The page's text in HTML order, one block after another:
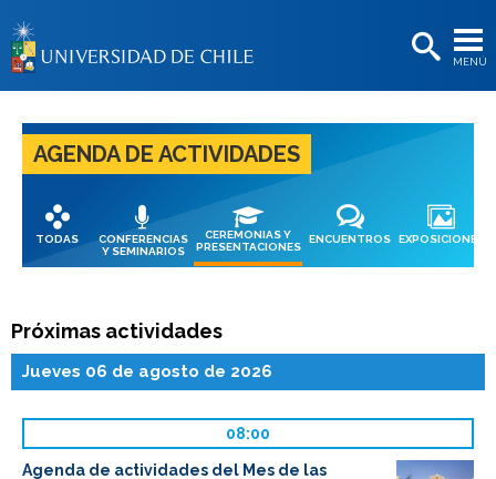
MENÚ
BIBLIOTECAS
Postulantes
Estudiantes
Académicas/os
Egresadas/os
AGENDA DE ACTIVIDADES
TODAS
CONFERENCIAS
Y SEMINARIOS
CEREMONIAS Y
PRESENTACIONES
ENCUENTROS EXPOSICIONES
Próximas actividades
Jueves 06 de agosto de 2026
08:00
Agenda de actividades del Mes de las